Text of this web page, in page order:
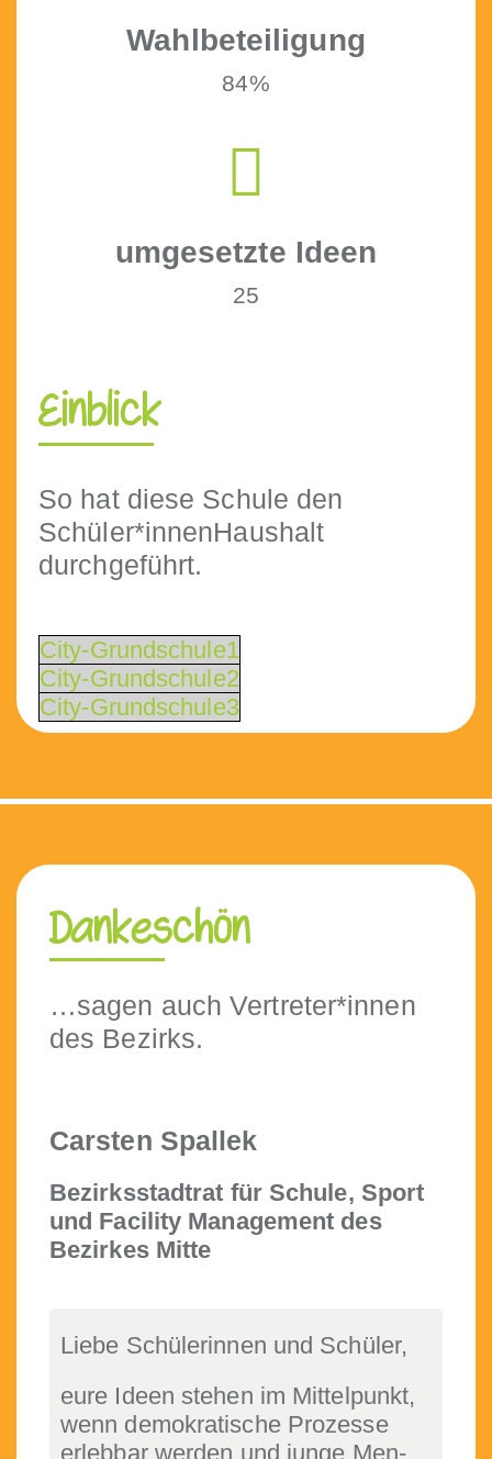
Wahlbeteili­gung
84%
umge­set­zte Ideen
25
Einblick
So hat diese Schule den
Schüler*innenHaushalt
durchgeführt.
City-Grund­schule1
City-Grund­schule2
City-Grund­schule3
Dankeschön
…sagen auch Vertreter*innen
des Bezirks.
Carsten Spallek
Bezirksstad­trat für Schule, Sport
und Facil­i­ty Man­age­ment des
Bezirkes Mitte
Liebe Schü­lerin­nen und Schüler,
eure Ideen ste­hen im Mit­telpunkt,
wenn demokratis­che Prozesse
erleb­bar wer­den und junge Men­